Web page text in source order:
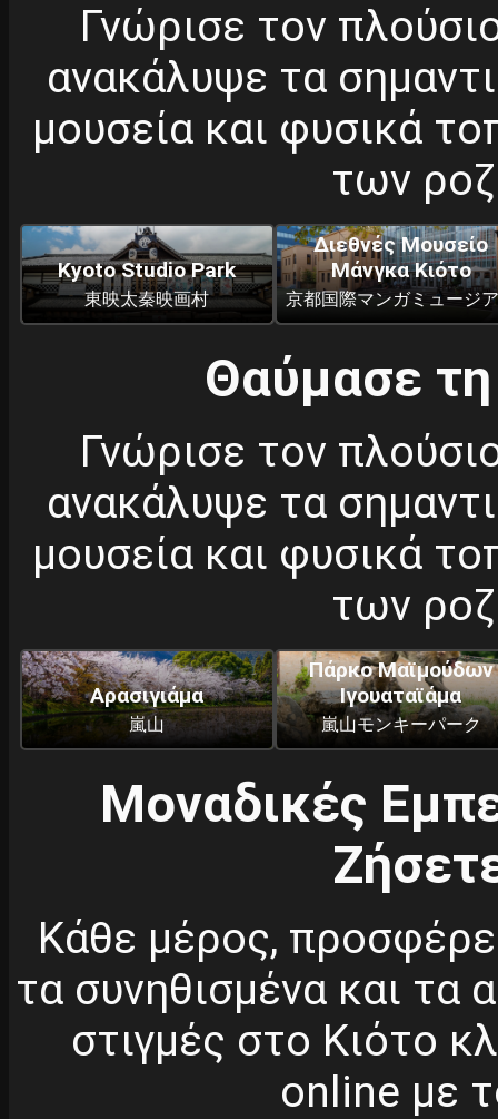
Γνώρισε τον
ανακάλυψε τα
μουσεία και φυσικά
των
Kyoto Studio Park
東映太秦映画村
Διεθνές Μουσείο
Μάνγκα Κιότο
京都国際マンガミュージ
Θαύμασε
Γνώρισε τον
ανακάλυψε τα
μουσεία και φυσικά
των
Αρασιγιάμα
嵐山
Πάρκο Μαϊμούδων
Ιγουαταϊάμα
嵐山モンキーパーク
Μοναδικές
Κάθε μέρος,
τα συνηθισμένα και τα
στιγμές στο Κιότο
online με